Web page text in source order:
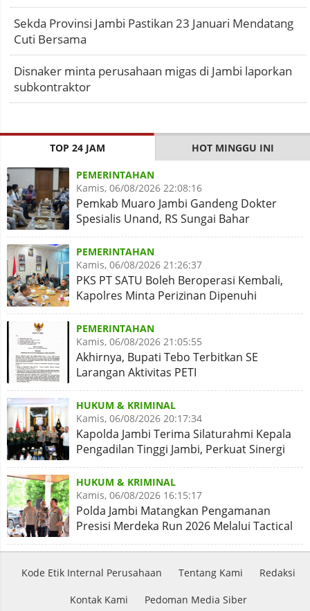
Sekda Provinsi Jambi Pastikan 23 Januari Mendatang
Cuti Bersama
Disnaker minta perusahaan migas di Jambi laporkan
subkontraktor
TOP 24 JAM HOT MINGGU INI
PEMERINTAHAN
Kamis, 06/08/2026 22:08:16
Pemkab Muaro Jambi Gandeng Dokter
Spesialis Unand, RS Sungai Bahar
Disiapkan Naik Kelas
PEMERINTAHAN
Kamis, 06/08/2026 21:26:37
PKS PT SATU Boleh Beroperasi Kembali,
Kapolres Minta Perizinan Dipenuhi
PEMERINTAHAN
Kamis, 06/08/2026 21:05:55
Akhirnya, Bupati Tebo Terbitkan SE
Larangan Aktivitas PETI
HUKUM & KRIMINAL
Kamis, 06/08/2026 20:17:34
Kapolda Jambi Terima Silaturahmi Kepala
Pengadilan Tinggi Jambi, Perkuat Sinergi
Antar Lembaga
HUKUM & KRIMINAL
Kamis, 06/08/2026 16:15:17
Polda Jambi Matangkan Pengamanan
Presisi Merdeka Run 2026 Melalui Tactical
Floor Game
Kode Etik Internal Perusahaan Tentang Kami Redaksi
Kontak Kami Pedoman Media Siber